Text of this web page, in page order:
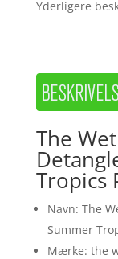
Yderligere
The
Tropics
Navn: The
Summer
Mærke: the